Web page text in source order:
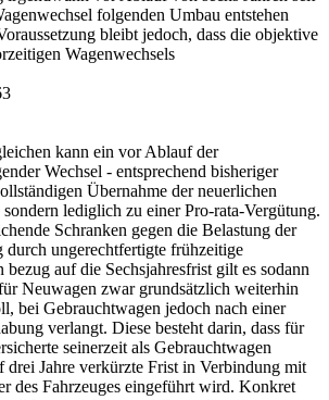
folgenden Umbau entstehen
bleibt jedoch, dass die objektive
Wagenwechsels
kann ein vor Ablauf der
Wechsel - entsprechend bisheriger
Übernahme der neuerlichen
lediglich zu einer Pro-rata-Vergütung.
Schranken gegen die Belastung der
durch ungerechtfertigte frühzeitige
auf die Sechsjahresfrist gilt es sodann
Neuwagen zwar grundsätzlich weiterhin
bei Gebrauchtwagen jedoch nach einer
verlangt. Diese besteht darin, dass für
seinerzeit als Gebrauchtwagen
drei Jahre verkürzte Frist in Verbindung mit
des Fahrzeuges eingeführt wird. Konkret